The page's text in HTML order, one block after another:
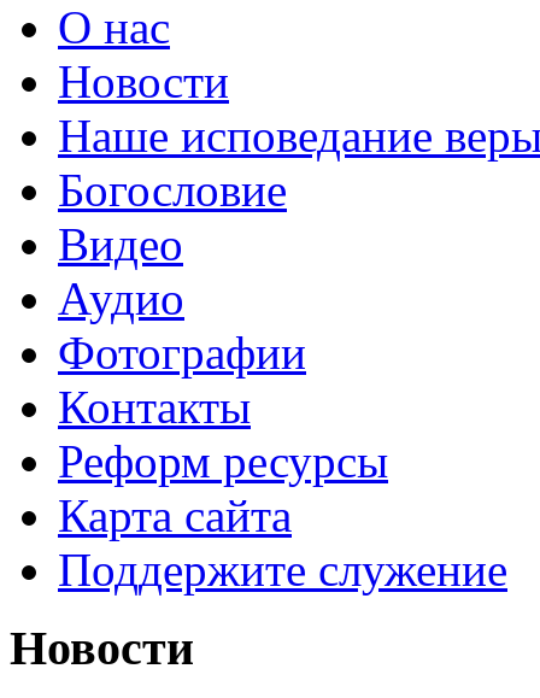
О нас
Новости
Наше исповедание
Богословие
Видео
Аудио
Фотографии
Контакты
Реформ ресурсы
Карта сайта
Поддержите служение
Новости